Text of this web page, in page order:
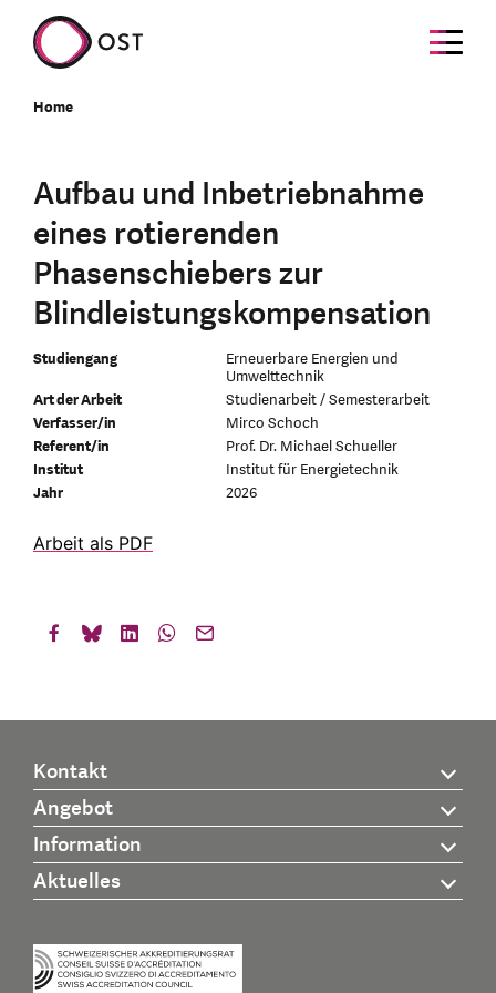
Home
Aufbau und Inbetriebnahme
eines rotierenden
Phasenschiebers zur
Blindleistungskompensation
Studiengang
Erneuerbare Energien und
Umwelttechnik
Art der Arbeit
Studienarbeit / Semesterarbeit
Verfasser/in
Mirco Schoch
Referent/in
Prof. Dr. Michael Schueller
Institut
Institut für Energietechnik
Jahr
2026
Arbeit als PDF
Kontakt
Angebot
Information
Aktuelles